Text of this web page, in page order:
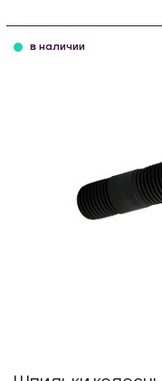
в наличии